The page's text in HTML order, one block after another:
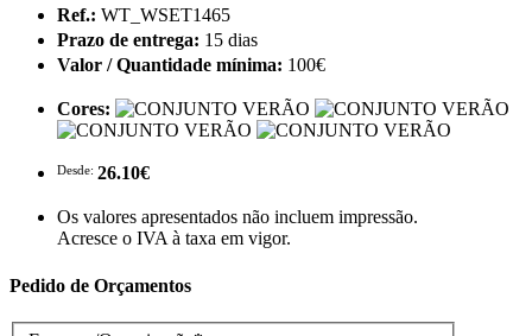
Ref.: WT_WSET1465
Prazo de entrega: 15 dias
Valor / Quantidade mínima: 100€
Cores:
Desde: 26.10€
Os valores apresentados não incluem impressão.
Acresce o IVA à taxa em vigor.
Pedido de Orçamentos